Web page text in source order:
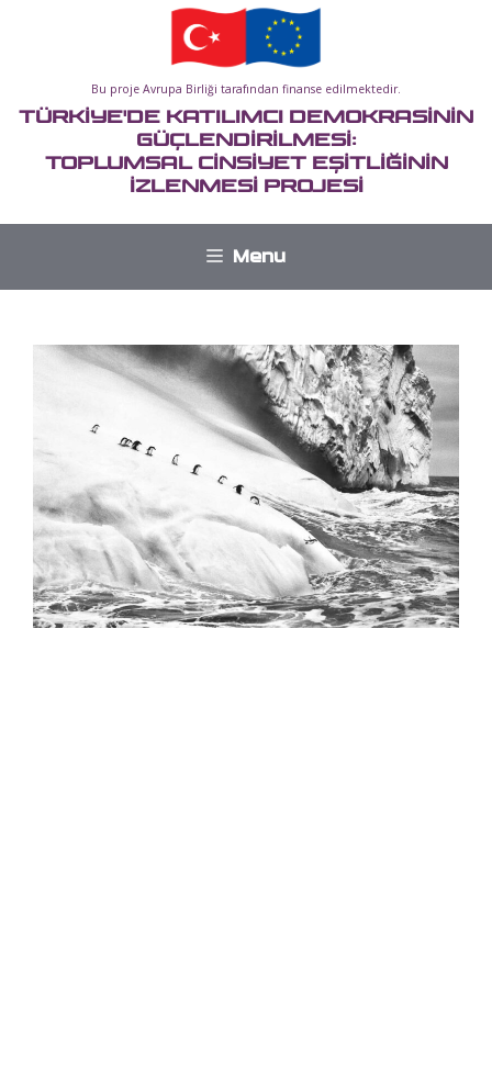
Bu proje Avrupa Birliği tarafından finanse edilmektedir.
TÜRKİYE'DE KATILIMCI DEMOKRASİNİN
GÜÇLENDİRİLMESİ:
TOPLUMSAL CİNSİYET EŞİTLİĞİNİN
İZLENMESİ PROJESİ
Menu